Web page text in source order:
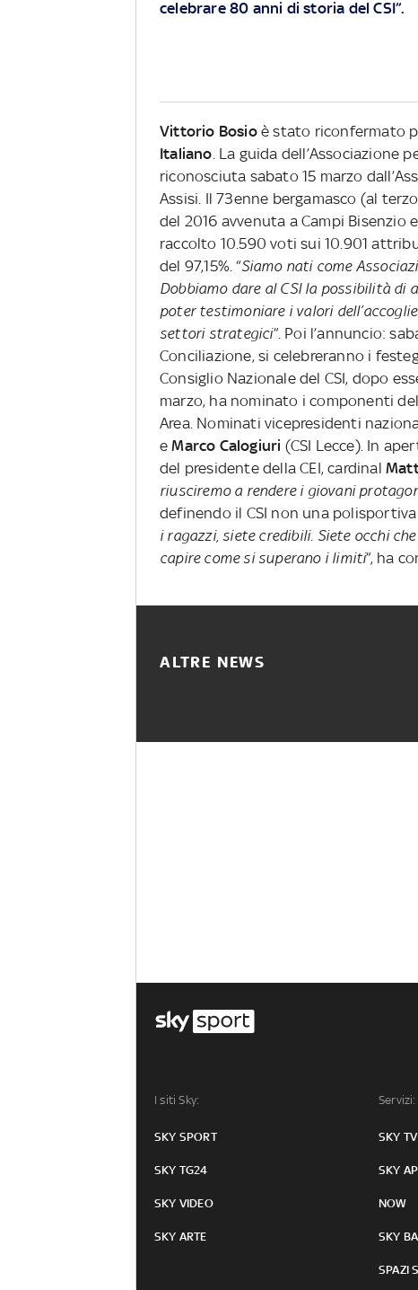
celebrare 80 anni di storia del CSI”.
Vittorio Bosio è stato riconfermato
Italiano . La guida
riconosciuta sabato 15 marzo
Assisi. Il 73enne bergamasco (al
del 2016 avvenuta a Campi Bisenzio
raccolto 10.590 voti sui 10.901
del 97,15%. “Siamo nati come
Dobbiamo dare al CSI la possibilità
poter testimoniare i valori
settori strategici”. Poi l’annuncio:
Conciliazione, si celebreranno i
Consiglio Nazionale del CSI, dopo
marzo, ha nominato i componenti
Area. Nominati vicepresidenti
eMarco Calogiuri (CSI Lecce). In
del presidente della CEI, cardinal
riusciremo a rendere i giovani
definendo il CSI non una polisportiva
i ragazzi, siete credibili. Siete occhi
capire come si superano i limiti”, ha
ALTRE NEWS
I siti Sky:
SKY SPORT
SKY TG24
SKY VIDEO
SKY ARTE
Servizi:
SKY TV
SKY
NOW
SKY
SPAZI